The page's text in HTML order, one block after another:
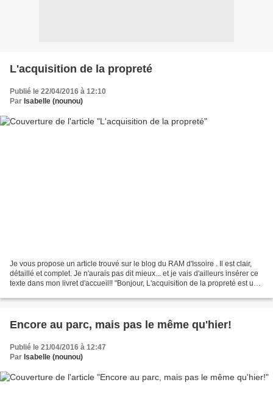
L'acquisition de la propreté
Publié le 22/04/2016 à 12:10
Par Isabelle (nounou)
Je vous propose un article trouvé sur le blog du RAM d'Issoire . Il est clair,
détaillé et complet. Je n'aurais pas dit mieux... et je vais d'ailleurs insérer ce
texte dans mon livret d'accueil!! "Bonjour, L'acquisition de la propreté est une
Encore au parc, mais pas le même qu'hier!
Publié le 21/04/2016 à 12:47
Par Isabelle (nounou)